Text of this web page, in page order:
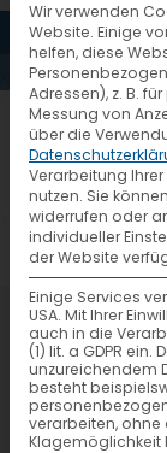
MENÜ
7. Juli
VTL hat
Wir verwenden
Website. Einige
helfen, diese
Adressen), z. B.
Messung von
über die
Verarbeitung
nutzen. Sie
widerrufen oder
individueller
der Website
Einige Services
USA. Mit Ihrer
auch in die
(1) lit. a GDPR ein.
unzureichendem
besteht
verarbeiten, ohne
Klagemöglichkeit